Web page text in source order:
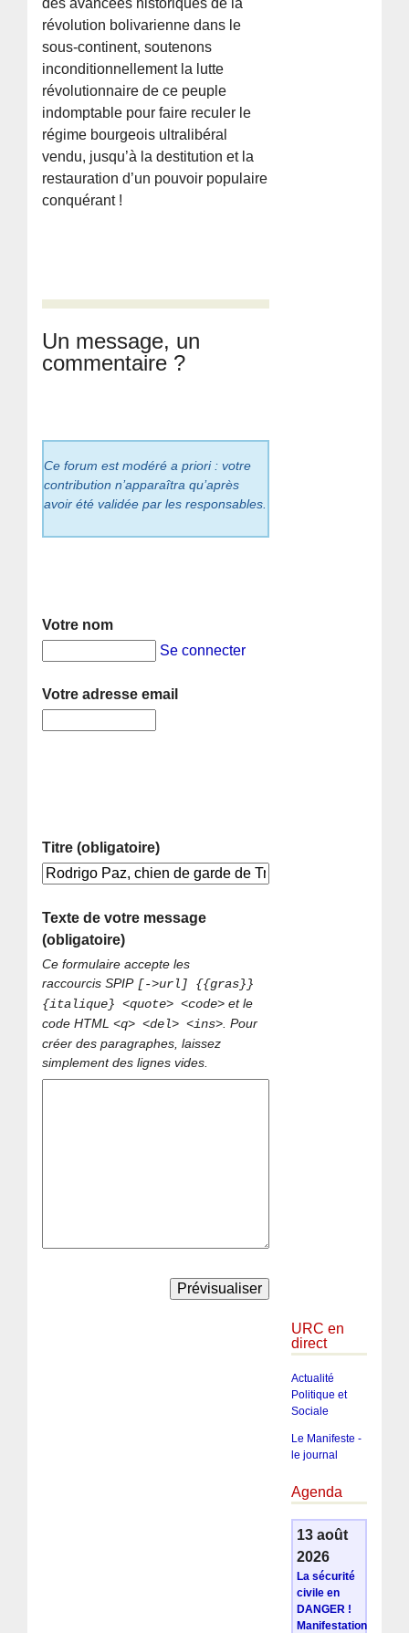
des avancées historiques de la
révolution bolivarienne dans le
sous-continent, soutenons
inconditionnellement la lutte
révolutionnaire de ce peuple
indomptable pour faire reculer le
régime bourgeois ultralibéral
vendu, jusqu’à la destitution et la
restauration d’un pouvoir populaire
conquérant !
Un message, un
commentaire ?
Ce forum est modéré a priori : votre
contribution n’apparaîtra qu’après
avoir été validée par les responsables.
Votre nom
Se connecter
Votre adresse email
Titre (obligatoire)
Texte de votre message
(obligatoire)
Ce formulaire accepte les
raccourcis SPIP [->url] {{gras}}
{italique} <quote> <code> et le
code HTML<q> <del> <ins> . Pour
créer des paragraphes, laissez
simplement des lignes vides.
URC en
direct
Actualité
Politique et
Sociale
Le Manifeste -
le journal
Agenda
13 août
2026
La sécurité
civile en
DANGER !
Manifestation